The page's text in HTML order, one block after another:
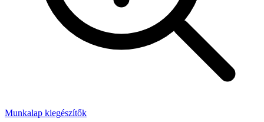
Munkalap kiegészítők